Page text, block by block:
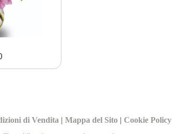
di Vendita |Mappa del Sito | Cookie Policy